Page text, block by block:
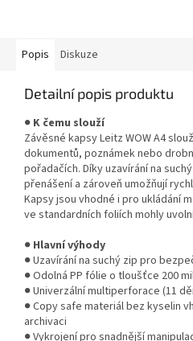
Popis
Diskuze
Detailní popis produktu
● K čemu slouží
Závěsné kapsy Leitz WOW A4
dokumentů, poznámek nebo
pořadačích. Díky uzavírání na
přenášení a zároveň umožňují
Kapsy jsou vhodné i pro ukládání
ve standardních foliích mohly
● Hlavní výhody
● Uzavírání na suchý zip pro
● Odolná PP fólie o tloušťce 200
● Univerzální multiperforace (11
● Copy safe materiál bez kyselin
archivaci
● Vykrojení pro snadnější